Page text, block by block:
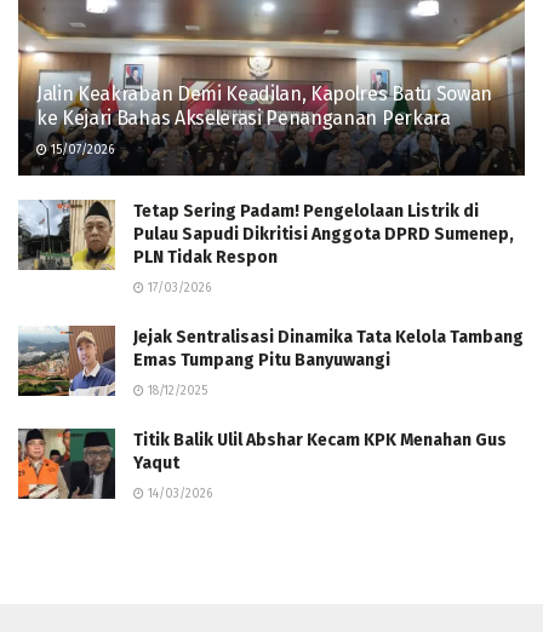
Jalin Keakraban Demi Keadilan, Kapolres Batu Sowan
ke Kejari Bahas Akselerasi Penanganan Perkara
15/07/2026
Tetap Sering Padam! Pengelolaan Listrik di
Pulau Sapudi Dikritisi Anggota DPRD Sumenep,
PLN Tidak Respon
17/03/2026
Jejak Sentralisasi Dinamika Tata Kelola Tambang
Emas Tumpang Pitu Banyuwangi
18/12/2025
Titik Balik Ulil Abshar Kecam KPK Menahan Gus
Yaqut
14/03/2026